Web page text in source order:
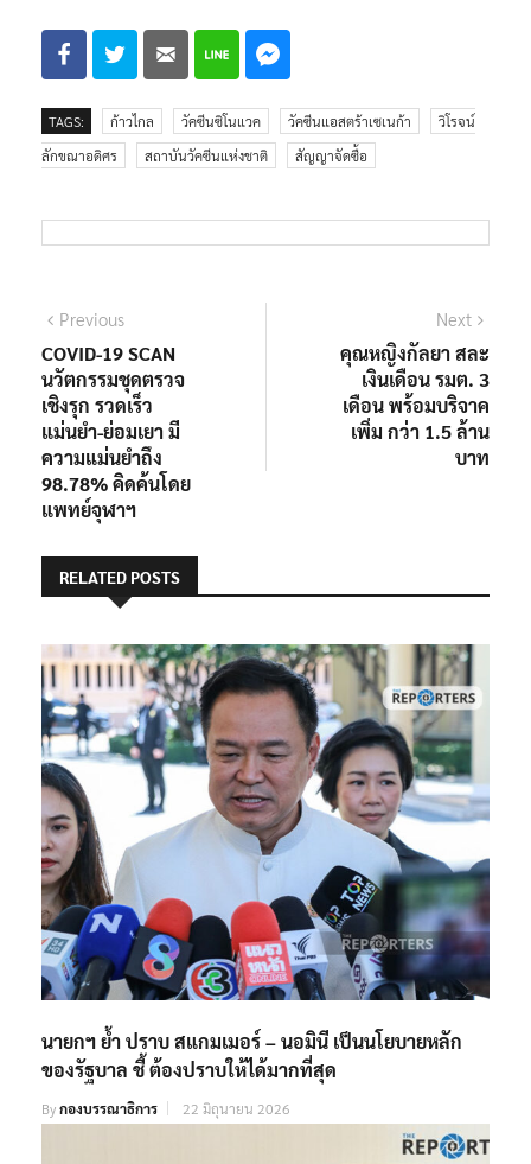
TAGS: ก้าวไกล วัคซีนซิโนแวค วัคซีนแอสตร้าเซเนก้า
วิโรจน์
ลักขณาอดิศร
สถาบันวัคซีนแห่งชาติ สัญญาจัดซื้อ
แนะแนว
เรื่อง
PreviousPrevious
post:
COVID-19 SCAN
นวัตกรรมชุดตรวจ
เชิงรุก รวดเร็ว
แม่นยำ-ย่อมเยา มี
ความแม่นยำถึง
98.78% คิดค้นโดย
แพทย์จุฬาฯ
Next
post:
คุณหญิงกัลยา สละ
เงินเดือน รมต. 3
เดือน พร้อมบริจาค
เพิ่ม กว่า 1.5 ล้าน
บาท
RELATED POSTS
นายกฯ ย้ำ ปราบ สแกมเมอร์ – นอมินี เป็นนโยบายหลัก
ของรัฐบาล ชี้ ต้องปราบให้ได้มากที่สุด
Byกองบรรณาธิการ 22 มิถุนายน 2026